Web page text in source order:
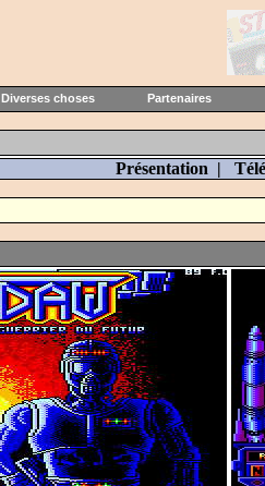
Diverses choses Partenaires
Présentation |